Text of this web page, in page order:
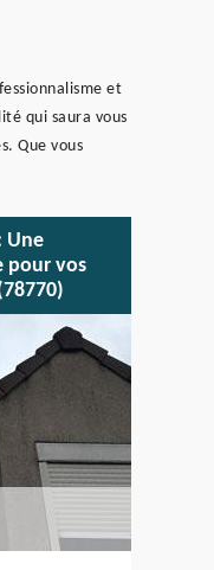
et
qui saura vous
Que vous
Une
pour vos